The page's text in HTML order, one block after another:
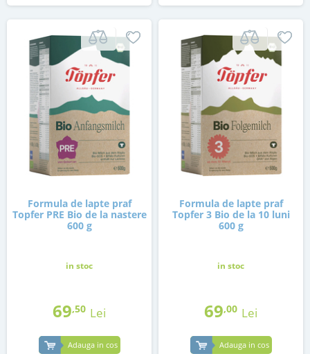
Formula de lapte praf
Topfer PRE Bio de la nastere
600 g
in stoc
69,50 Lei
Adauga in cos
Formula de lapte praf
Topfer 3 Bio de la 10 luni
600 g
in stoc
69,00 Lei
Adauga in cos